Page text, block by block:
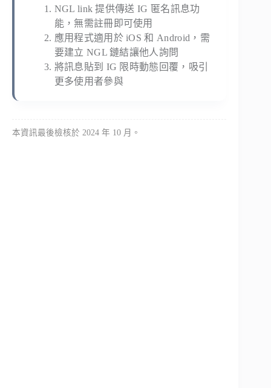
NGL link 提供傳送 IG 匿名訊息功
能，無需註冊即可使用
應用程式適用於 iOS 和 Android，需
要建立 NGL 鏈結讓他人詢問
將訊息貼到 IG 限時動態回覆，吸引
更多使用者參與
本資訊最後檢核於 2024 年 10 月。